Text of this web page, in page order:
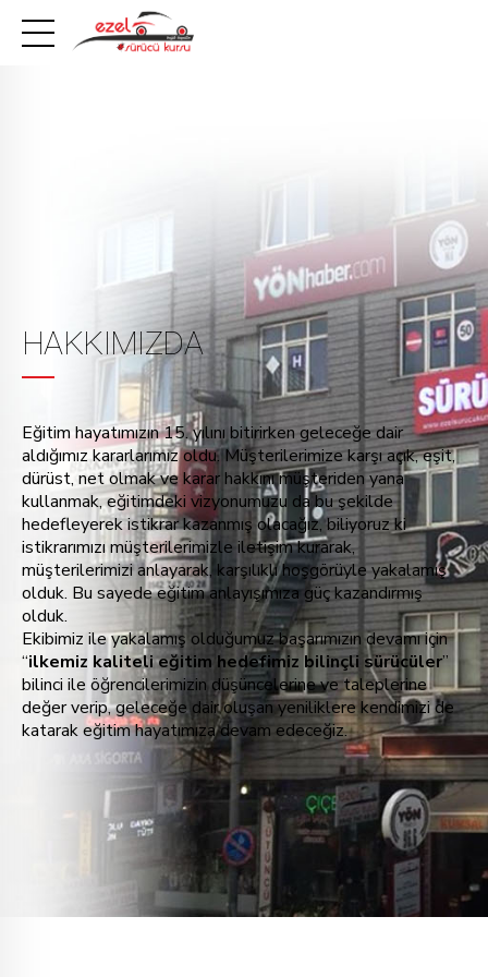
HAKKIMIZDA
Eğitim hayatımızın 15. yılını bitirirken geleceğe dair
aldığımız kararlarımız oldu. Müşterilerimize karşı açık, eşit,
dürüst, net olmak ve karar hakkını müşteriden yana
kullanmak, eğitimdeki vizyonumuzu da bu şekilde
hedefleyerek istikrar kazanmış olacağız, biliyoruz ki
istikrarımızı müşterilerimizle iletişim kurarak,
müşterilerimizi anlayarak, karşılıklı hoşgörüyle yakalamış
olduk. Bu sayede eğitim anlayışımıza güç kazandırmış
olduk.
Ekibimiz ile yakalamış olduğumuz başarımızın devamı için
“ilkemiz kaliteli eğitim hedefimiz bilinçli sürücüler”
bilinci ile öğrencilerimizin düşüncelerine ve taleplerine
değer verip, geleceğe dair oluşan yeniliklere kendimizi de
katarak eğitim hayatımıza devam edeceğiz.